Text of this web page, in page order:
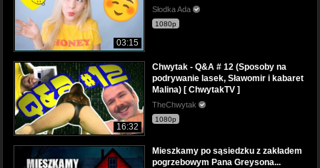
03:15
Słodka Ada
1080p
16:32
Chwytak - Q&A # 12 (Sposoby na
podrywanie lasek, Sławomir i kabaret
Malina) [ ChwytakTV ]
TheChwytak
1080p
Mieszkamy po sąsiedzku z zakładem
pogrzebowym Pana Greysona...